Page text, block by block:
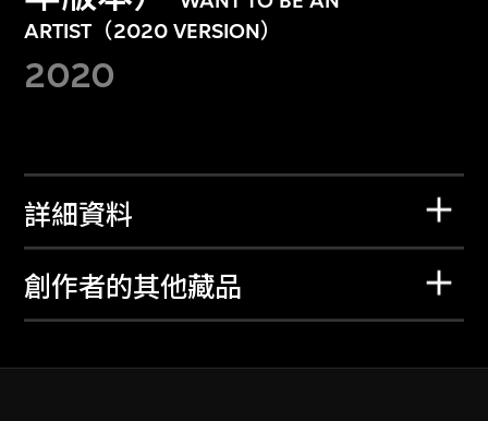
ARTIST（2020 VERSION）
2020
詳細資料
創作者的其他藏品